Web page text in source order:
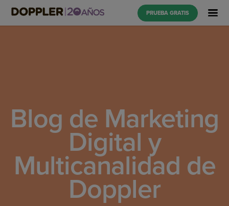
PRUEBA GRATIS
Blog de Marketing
Digital y
Multicanalidad de
Doppler